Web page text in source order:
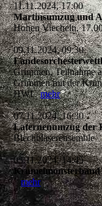
11.11.2024, 17:00
Martinsumzug und
Hohen Viecheln,
09.11.2024, 09:30
Grimmen, Teilnahme
Grimmen mit der
HWImehr
07.11.2024, 16:30
Laternenumzug der
Blechbläserensemble
03.11.2024, 14:45
mehr